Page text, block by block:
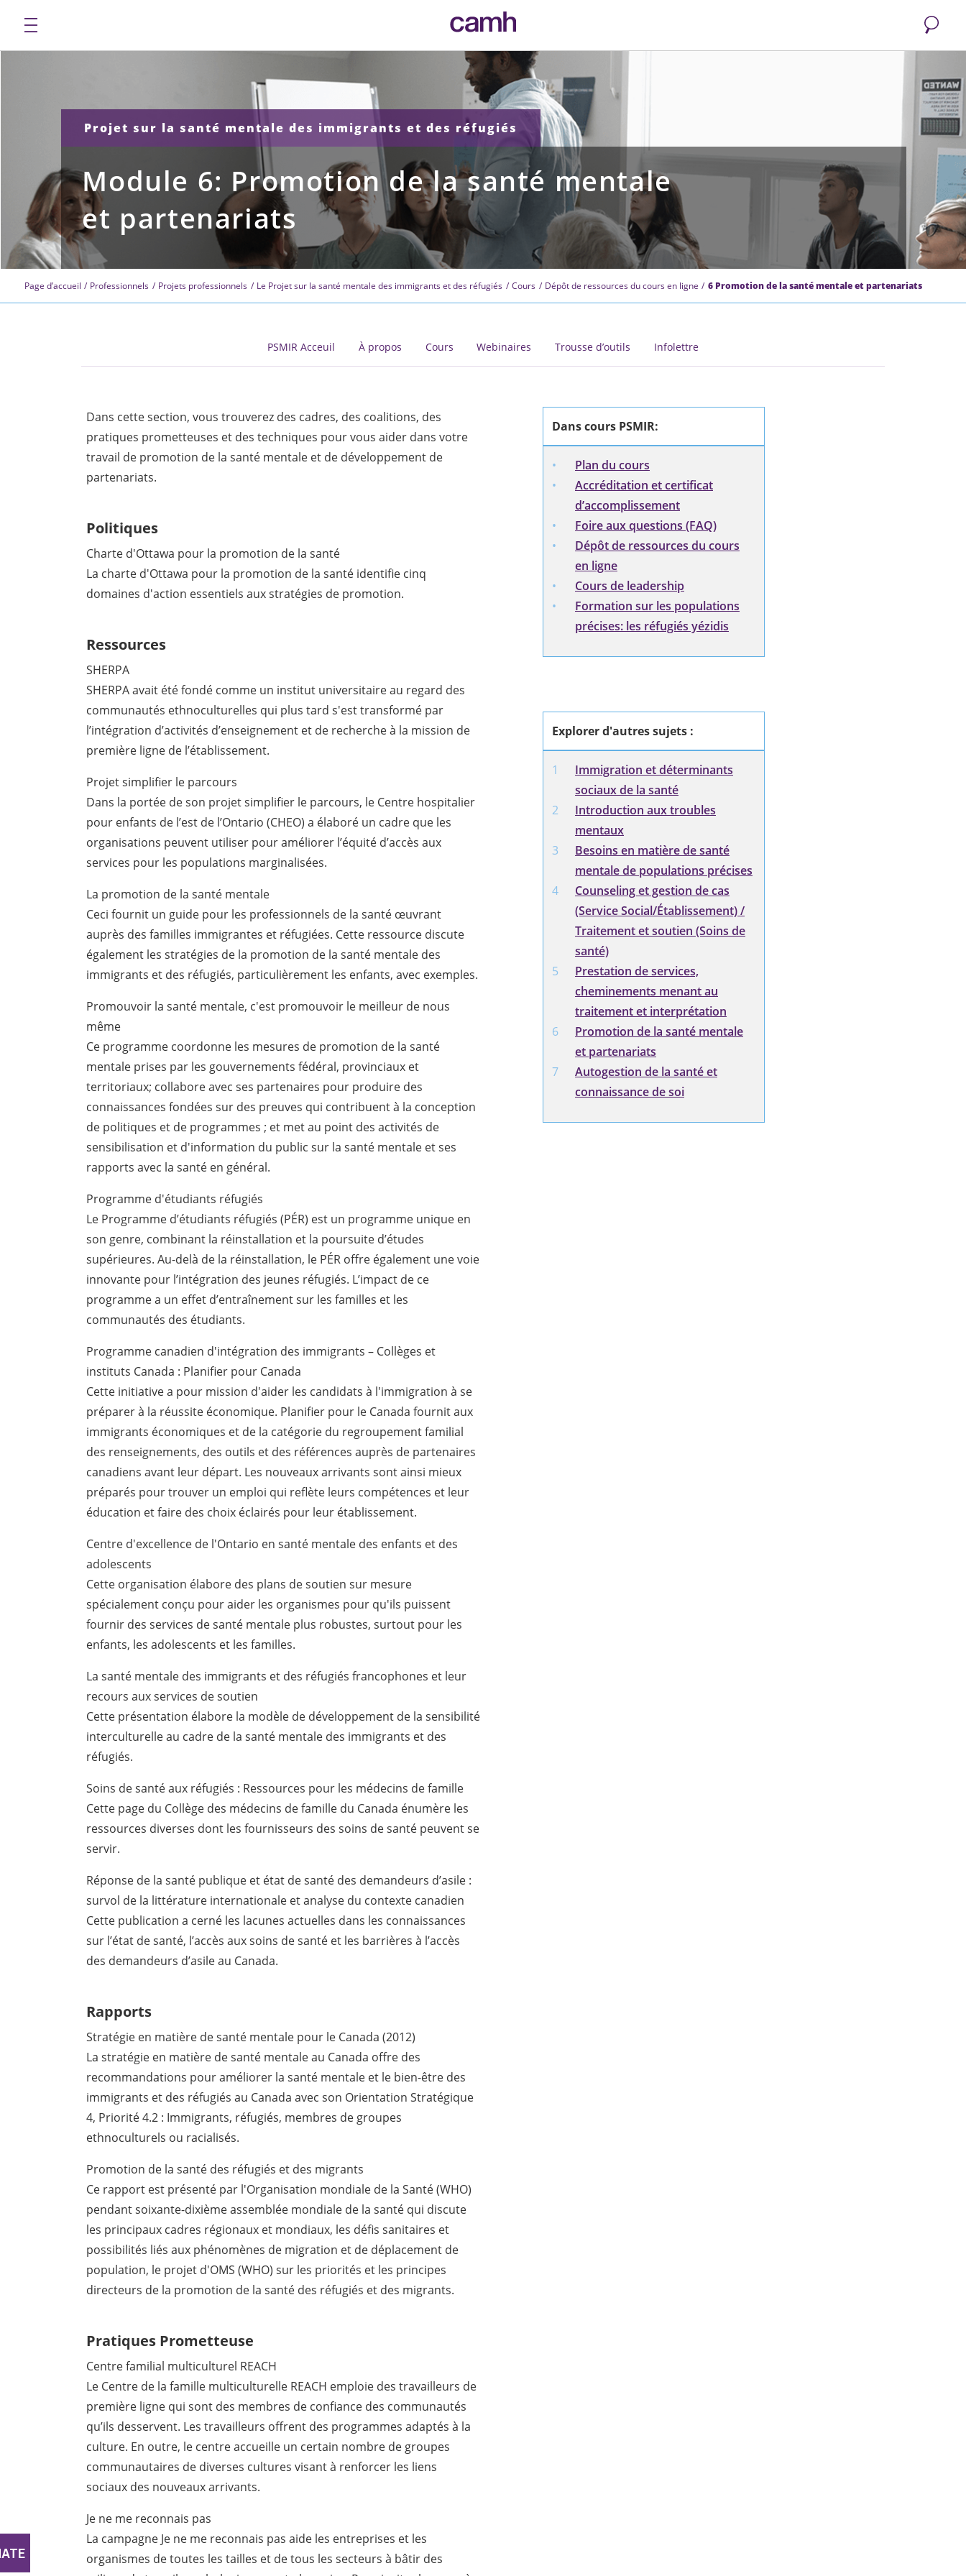
CAMH logo
Projet sur la santé mentale des immigrants et des réfugiés
Module 6: Promotion de la santé mentale
et partenariats
Page d’accueil Professionnels Projets professionnels Le Projet sur la santé mentale des immigrants et des réfugiés Cours Dépôt de ressources du cours en ligne 6 Promotion de la santé mentale et partenariats
PSMIR Acceuil À propos Cours Webinaires Trousse d’outils Infolettre
Dans cette section, vous trouverez des cadres, des coalitions, des
pratiques prometteuses et des techniques pour vous aider dans votre
travail de promotion de la santé mentale et de développement de
partenariats.
Politiques
Charte d'Ottawa pour la promotion de la santé
La charte d'Ottawa pour la promotion de la santé identifie cinq
domaines d'action essentiels aux stratégies de promotion.
Ressources
SHERPA
SHERPA avait été fondé comme un institut universitaire au regard des
communautés ethnoculturelles qui plus tard s'est transformé par
l’intégration d’activités d’enseignement et de recherche à la mission de
première ligne de l’établissement.
Projet simplifier le parcours
Dans la portée de son projet simplifier le parcours, le Centre hospitalier
pour enfants de l’est de l’Ontario (CHEO) a élaboré un cadre que les
organisations peuvent utiliser pour améliorer l’équité d’accès aux
services pour les populations marginalisées.
La promotion de la santé mentale
Ceci fournit un guide pour les professionnels de la santé œuvrant
auprès des familles immigrantes et réfugiées. Cette ressource discute
également les stratégies de la promotion de la santé mentale des
immigrants et des réfugiés, particulièrement les enfants, avec exemples.
Promouvoir la santé mentale, c'est promouvoir le meilleur de nous
même
Ce programme coordonne les mesures de promotion de la santé
mentale prises par les gouvernements fédéral, provinciaux et
territoriaux; collabore avec ses partenaires pour produire des
connaissances fondées sur des preuves qui contribuent à la conception
de politiques et de programmes ; et met au point des activités de
sensibilisation et d'information du public sur la santé mentale et ses
rapports avec la santé en général.
Programme d'étudiants réfugiés
Le Programme d’étudiants réfugiés (PÉR) est un programme unique en
son genre, combinant la réinstallation et la poursuite d’études
supérieures. Au-delà de la réinstallation, le PÉR offre également une voie
innovante pour l’intégration des jeunes réfugiés. L’impact de ce
programme a un effet d’entraînement sur les familles et les
communautés des étudiants.
Programme canadien d'intégration des immigrants – Collèges et
instituts Canada : Planifier pour Canada
Cette initiative a pour mission d'aider les candidats à l'immigration à se
préparer à la réussite économique. Planifier pour le Canada fournit aux
immigrants économiques et de la catégorie du regroupement familial
des renseignements, des outils et des références auprès de partenaires
canadiens avant leur départ. Les nouveaux arrivants sont ainsi mieux
préparés pour trouver un emploi qui reflète leurs compétences et leur
éducation et faire des choix éclairés pour leur établissement.
Centre d'excellence de l'Ontario en santé mentale des enfants et des
adolescents
Cette organisation élabore des plans de soutien sur mesure
spécialement conçu pour aider les organismes pour qu'ils puissent
fournir des services de santé mentale plus robustes, surtout pour les
enfants, les adolescents et les familles.
La santé mentale des immigrants et des réfugiés francophones et leur
recours aux services de soutien
Cette présentation élabore la modèle de développement de la sensibilité
interculturelle au cadre de la santé mentale des immigrants et des
réfugiés.
Soins de santé aux réfugiés : Ressources pour les médecins de famille
Cette page du Collège des médecins de famille du Canada énumère les
ressources diverses dont les fournisseurs des soins de santé peuvent se
servir.
Réponse de la santé publique et état de santé des demandeurs d’asile :
survol de la littérature internationale et analyse du contexte canadien
Cette publication a cerné les lacunes actuelles dans les connaissances
sur l’état de santé, l’accès aux soins de santé et les barrières à l’accès
des demandeurs d’asile au Canada.
Rapports
Stratégie en matière de santé mentale pour le Canada (2012)
La stratégie en matière de santé mentale au Canada offre des
recommandations pour améliorer la santé mentale et le bien-être des
immigrants et des réfugiés au Canada avec son Orientation Stratégique
4, Priorité 4.2 : Immigrants, réfugiés, membres de groupes
ethnoculturels ou racialisés.
Promotion de la santé des réfugiés et des migrants
Ce rapport est présenté par l'Organisation mondiale de la Santé (WHO)
pendant soixante-dixième assemblée mondiale de la santé qui discute
les principaux cadres régionaux et mondiaux, les défis sanitaires et
possibilités liés aux phénomènes de migration et de déplacement de
population, le projet d'OMS (WHO) sur les priorités et les principes
directeurs de la promotion de la santé des réfugiés et des migrants.
Pratiques Prometteuse
Centre familial multiculturel REACH
Le Centre de la famille multiculturelle REACH emploie des travailleurs de
première ligne qui sont des membres de confiance des communautés
qu’ils desservent. Les travailleurs offrent des programmes adaptés à la
culture. En outre, le centre accueille un certain nombre de groupes
communautaires de diverses cultures visant à renforcer les liens
sociaux des nouveaux arrivants.
Je ne me reconnais pas
La campagne Je ne me reconnais pas aide les entreprises et les
organismes de toutes les tailles et de tous les secteurs à bâtir des
Dans cours PSMIR:
Plan du cours
Accréditation et certificat
d’accomplissement
Foire aux questions (FAQ)
Dépôt de ressources du cours
en ligne
Cours de leadership
Formation sur les populations
précises: les réfugiés yézidis
Explorer d'autres sujets :
Immigration et déterminants
sociaux de la santé
Introduction aux troubles
mentaux
Besoins en matière de santé
mentale de populations précises
Counseling et gestion de cas
(Service Social/Établissement) /
Traitement et soutien (Soins de
santé)
Prestation de services,
cheminements menant au
traitement et interprétation
Promotion de la santé mentale
et partenariats
Autogestion de la santé et
connaissance de soi